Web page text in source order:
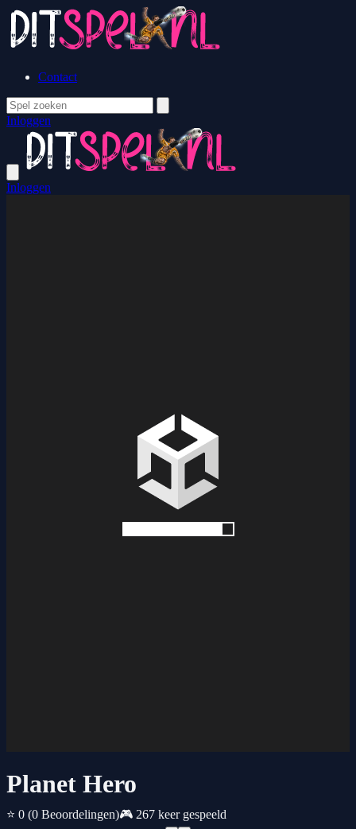
Contact
Inloggen
Inloggen
Planet Hero
⭐ 0 (0 Beoordelingen)🎮 267 keer gespeeld